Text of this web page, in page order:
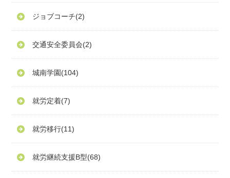
ジョブコーチ(2)
交通安全委員会(2)
城南学園(104)
就労定着(7)
就労移行(11)
就労継続支援B型(68)